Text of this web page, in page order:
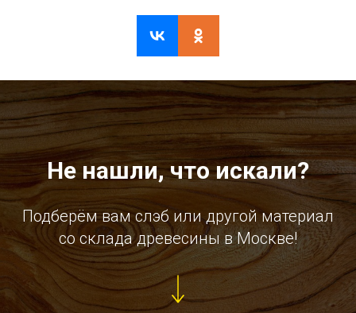
Не нашли, что искали?
Подберём вам слэб или другой материал
со склада древесины в Москве!